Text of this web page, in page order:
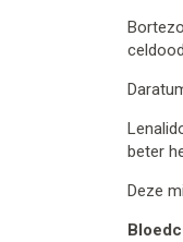
beter
Deze